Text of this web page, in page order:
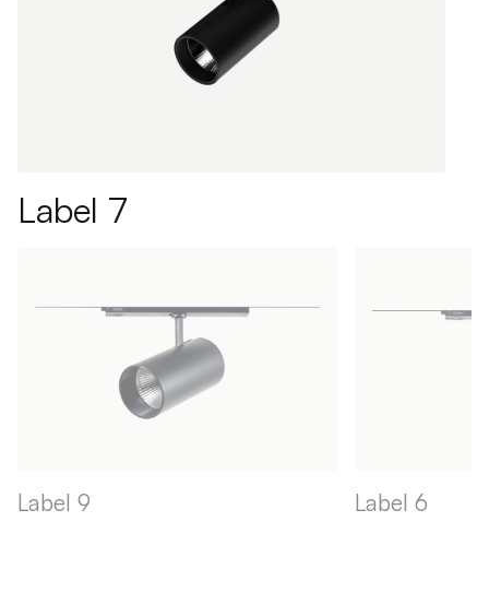
Label 7
Label 9 Label 6